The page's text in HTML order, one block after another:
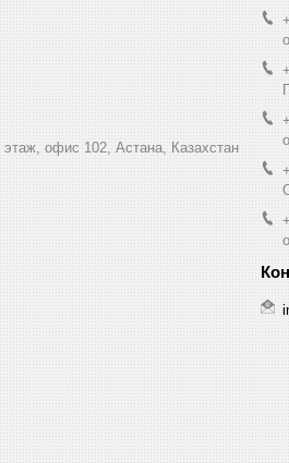
офис 102, Астана, Казахстан